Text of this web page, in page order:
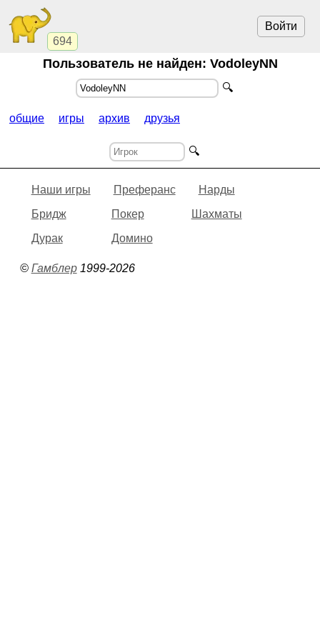
694
Войти
Пользователь не найден: VodoleyNN
🔍
общие игры архив друзья
🔍
Наши игры Преферанс
Нарды
Бридж
Покер
Шахматы
Дурак
Домино
© Гамблер1999-2026